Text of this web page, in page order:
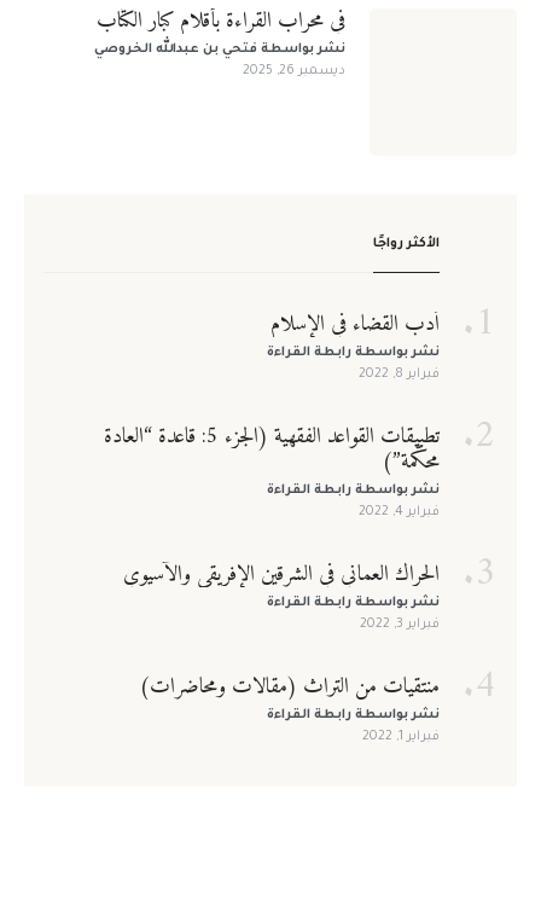
في محراب القراءة بأقلام كبار الكتّاب
نشر بواسطةفتحي بن عبدالله الخروصي
ديسمبر 26, 2025
الأكثر رواجًا
أدب القضاء في الإسلام
نشر بواسطة رابطة القراءة
فبراير 8, 2022
تطبيقات القواعد الفقهية (الجزء 5: قاعدة “العادة
محكّمة”)
نشر بواسطة رابطة القراءة
فبراير 4, 2022
الحراك العماني في الشرقين الإفريقي والآسيوي
نشر بواسطة رابطة القراءة
فبراير 3, 2022
منتقيات من التراث (مقالات ومحاضرات)
نشر بواسطة رابطة القراءة
فبراير 1, 2022
لا يوجد لديك حساب ؟
تذكرني
الاسم الأخير*
اسم المستخدم*
يسمح بكتابة الحروف الإنجليزية والأرقام فقط
البريد الإلكتروني*
كلمة المرور *
تأكيد كلمة المرور